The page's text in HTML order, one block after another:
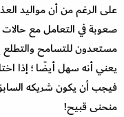
على الرغم من أن مواليد
صعوبة في التعامل مع حالات
مستعدون للتسامح والتطلع
يعني أنه سهل أيضًا ؛ إذا
فيجب أن يكون شريكه
منحنى قبيح!